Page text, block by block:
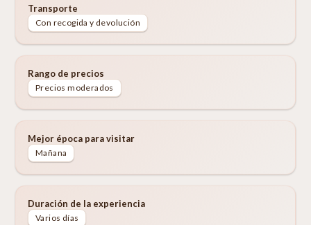
Transporte
Con recogida y devolución
Rango de precios
Precios moderados
Mejor época para visitar
Mañana
Duración de la experiencia
Varios días